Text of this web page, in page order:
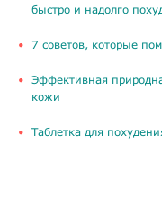
быстро и надолго
​7 советов, которые
​Эффективная
кожи
Таблетка для